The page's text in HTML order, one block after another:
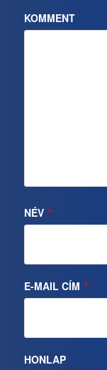
KOMMENT
NÉV *
E-MAIL CÍM *
HONLAP